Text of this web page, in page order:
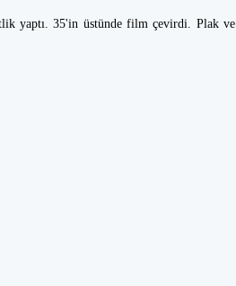
yaptı. 35'in üstünde film çevirdi. Plak ve